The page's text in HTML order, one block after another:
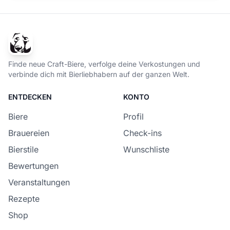
Finde neue Craft-Biere, verfolge deine Verkostungen und
verbinde dich mit Bierliebhabern auf der ganzen Welt.
ENTDECKEN
Biere
Brauereien
Bierstile
Bewertungen
Veranstaltungen
Rezepte
Shop
KONTO
Profil
Check-ins
Wunschliste